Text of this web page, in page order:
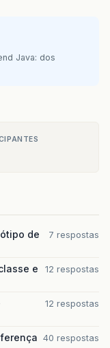
Java: dos
de
7 respostas
e
12 respostas
12 respostas
40 respostas